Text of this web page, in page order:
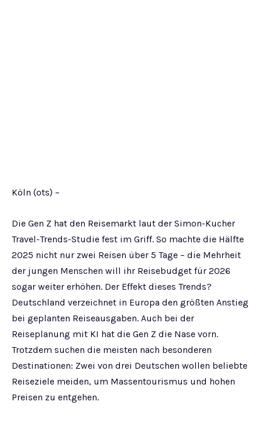
Köln (ots) –
Die Gen Z hat den Reisemarkt laut der Simon-Kucher
Travel-Trends-Studie fest im Griff. So machte die Hälfte
2025 nicht nur zwei Reisen über 5 Tage – die Mehrheit
der jungen Menschen will ihr Reisebudget für 2026
sogar weiter erhöhen. Der Effekt dieses Trends?
Deutschland verzeichnet in Europa den größten Anstieg
bei geplanten Reiseausgaben. Auch bei der
Reiseplanung mit KI hat die Gen Z die Nase vorn.
Trotzdem suchen die meisten nach besonderen
Destinationen: Zwei von drei Deutschen wollen beliebte
Reiseziele meiden, um Massentourismus und hohen
Preisen zu entgehen.